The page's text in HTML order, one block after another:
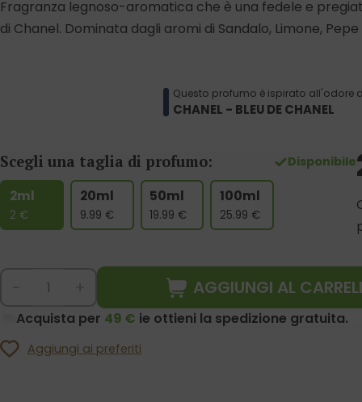
Fragranza legnoso-aromatica che è una fedele e
di Chanel. Dominata dagli aromi di Sandalo, Limone,
Questo profumo è ispirato all'odore
CHANEL - BLEU DE CHANEL
Scegli una taglia di profumo:
2ml
2 €
20ml
9.99 €
50ml
19.99 €
100ml
25.99 €
Disponibile
AGGIUNGI AL
Acquista per 49 € ie ottieni la spedizione gratuita.
Aggiungi ai preferiti